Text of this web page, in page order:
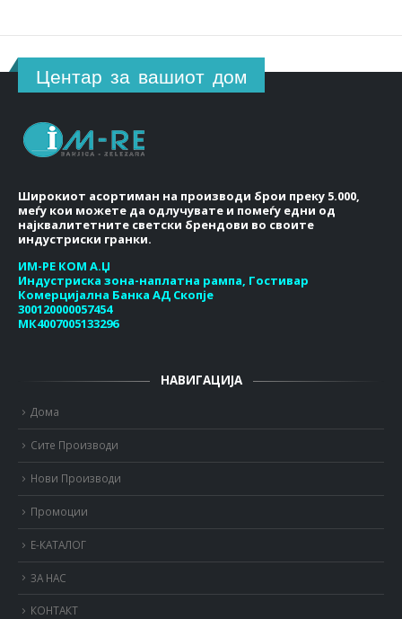
Центар за вашиот дом
Широкиот асортиман на производи брои преку 5.000,
меѓу кои можете да одлучувате и помеѓу едни од
најквалитетните светски брендови во своите
индустриски гранки.
ИМ-РЕ КОМ А.Џ
Индустриска зона-наплатна рампа, Гостивар
Комерцијална Банка АД Скопје
300120000057454
МК4007005133296
НАВИГАЦИЈА
Дома
Сите Производи
Нови Производи
Промоции
Е-КАТАЛОГ
ЗА НАС
КОНТАКТ